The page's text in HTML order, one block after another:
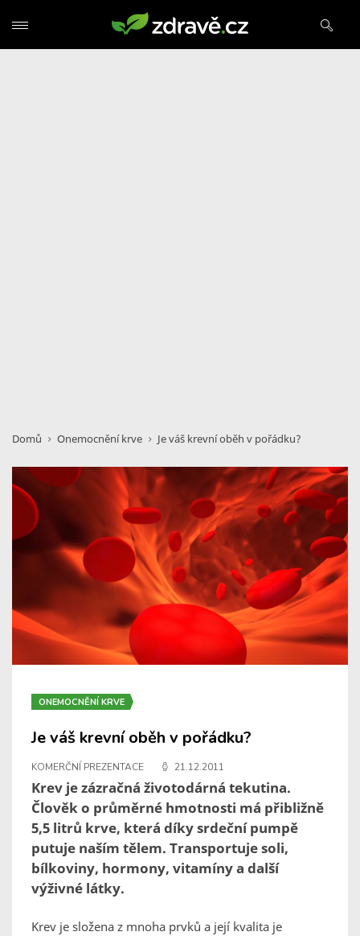
Domů Onemocnění krve Je váš krevní oběh v pořádku?
ONEMOCNĚNÍ KRVE
Je váš krevní oběh v pořádku?
KOMERČNÍ PREZENTACE 21.12.2011
Krev je zázračná životodárná tekutina.
Člověk o průměrné hmotnosti má přibližně
5,5 litrů krve, která díky srdeční pumpě
putuje naším tělem. Transportuje soli,
bílkoviny, hormony, vitamíny a další
výživné látky.
Krev je složena z mnoha prvků a její kvalita je